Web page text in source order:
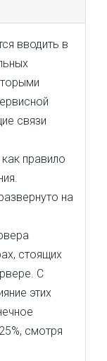
вводить в
связи
правило
на
стоящих
С
этих
смотря